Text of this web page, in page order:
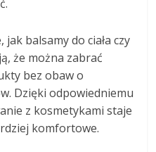
balsamy do ciała czy
że można zabrać
bez obaw o
Dzięki odpowiedniemu
z kosmetykami staje
komfortowe.